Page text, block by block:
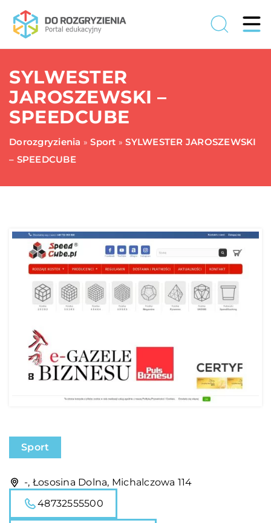
SYLWESTER
JAROSZEWSKI –
SPEEDCUBE
Dorozgryzienia »Sport »SYLWESTER JAROSZEWSKI
– SPEEDCUBE
Sport
-, Łososina Dolna, Michalczowa 114
48732555500